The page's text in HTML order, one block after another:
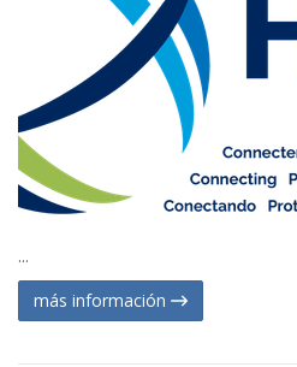
...
más información